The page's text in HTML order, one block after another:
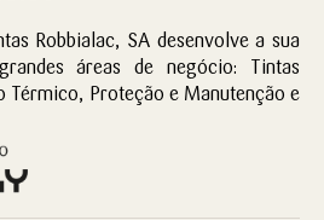
Robbialac, SA desenvolve a sua
áreas de negócio: Tintas
Térmico, Proteção e Manutenção e